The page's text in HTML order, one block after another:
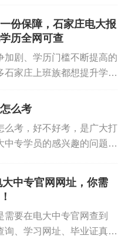
还将复检复查。请考生
封闭区域入口，有序
智能安检门对金属类电
器、磁卡、打火机、
指、项链、发卡、眼镜
戴有金属装饰品的衣
智能手表等非考试用
随身物品。
专学历的教育。电大中专成
是成人教育的一个重要组成
份保障，石家庄电大报
历全网可查
加剧、学历门槛不断提高的
石家庄上班族都想提升学
收费。选择石家庄电大（国
终身可查，免试入学、学
么考
么考，好不好考，是广大打
中专学员的感兴趣的问题之
专的学校全名是中央广播电
学校，也是唯一一所国家...
中专官网网址，你需
需要在电大中专官网查到
询、学习网址、毕业证真伪